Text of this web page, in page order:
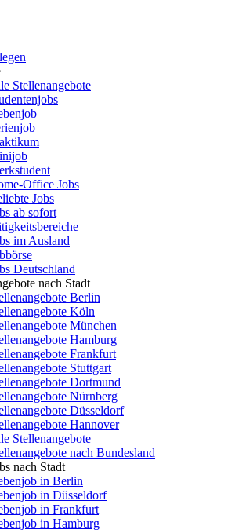
Stellenangebote
Office Jobs
Jobs
ab sofort
im Ausland
Deutschland
nach Stadt
Berlin
Köln
München
Hamburg
Frankfurt
Stuttgart
Dortmund
Nürnberg
Düsseldorf
Hannover
Stellenangebote
nach Bundesland
nach Stadt
in Berlin
in Düsseldorf
in Frankfurt
in Hamburg